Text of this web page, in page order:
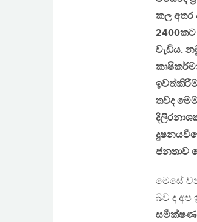
කල අතර
වැඩිය.
තවද
ජනතාව
මෙසේ
බව ද අප